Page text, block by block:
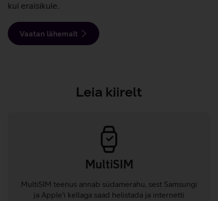
kui eraisikule.
Vaatan lähemalt
Leia kiirelt
MultiSIM
MultiSIM teenus annab südamerahu, sest Samsungi
ja Apple'i kellaga saad helistada ja internetti